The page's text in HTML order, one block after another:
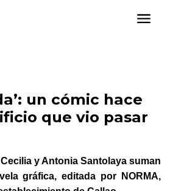
un cómic hace
que vio pasar
y Antonia Santolaya suman
gráfica, editada por NORMA,